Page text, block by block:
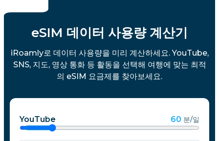
eSIM 데이터 사용량 계산기
iRoamly로 데이터 사용량을 미리 계산하세요. YouTube,
SNS, 지도, 영상 통화 등 활동을 선택해 여행에 맞는 최적
의 eSIM 요금제를 찾아보세요.
YouTube 60 분/일